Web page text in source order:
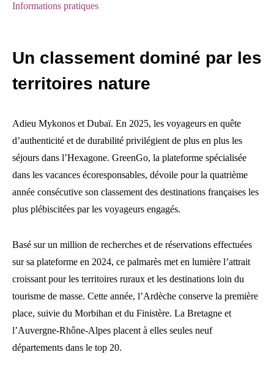
Informations pratiques
Un classement dominé par les
territoires nature
Adieu Mykonos et Dubaï. En 2025, les voyageurs en quête
d’authenticité et de durabilité privilégient de plus en plus les
séjours dans l’Hexagone. GreenGo, la plateforme spécialisée
dans les vacances écoresponsables, dévoile pour la quatrième
année consécutive son classement des destinations françaises les
plus plébiscitées par les voyageurs engagés.
Basé sur un million de recherches et de réservations effectuées
sur sa plateforme en 2024, ce palmarès met en lumière l’attrait
croissant pour les territoires ruraux et les destinations loin du
tourisme de masse. Cette année, l’Ardèche conserve la première
place, suivie du Morbihan et du Finistère. La Bretagne et
l’Auvergne-Rhône-Alpes placent à elles seules neuf
départements dans le top 20.